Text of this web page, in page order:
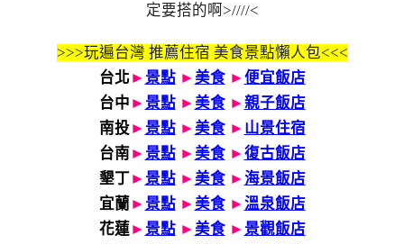
定要搭的啊>////<
>>>玩遍台灣 推薦住宿 美食景點懶人包<<<
台北 ► 景點 ► 美食► 便宜飯店
台中 ► 景點 ► 美食► 親子飯店
南投► 景點 ► 美食► 山景住宿
台南► 景點 ► 美食► 復古飯店
墾丁► 景點 ► 美食► 海景飯店
宜蘭 ► 景點 ► 美食► 溫泉飯店
花蓮► 景點 ► 美食► 景觀飯店